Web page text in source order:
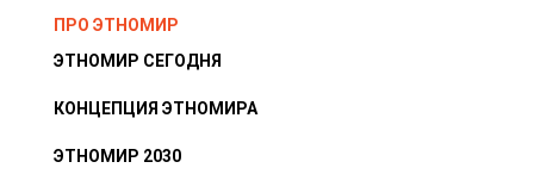
ПРО ЭТНОМИР
ЭТНОМИР СЕГОДНЯ
КОНЦЕПЦИЯ ЭТНОМИРА
ЭТНОМИР 2030